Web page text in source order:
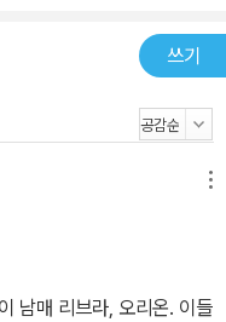
쓰기
남매 리브라, 오리온. 이들